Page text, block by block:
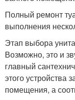
Полный ремонт
выполнения
Этап выбора
Возможно, это и
главный
этого устройства
помещения, а